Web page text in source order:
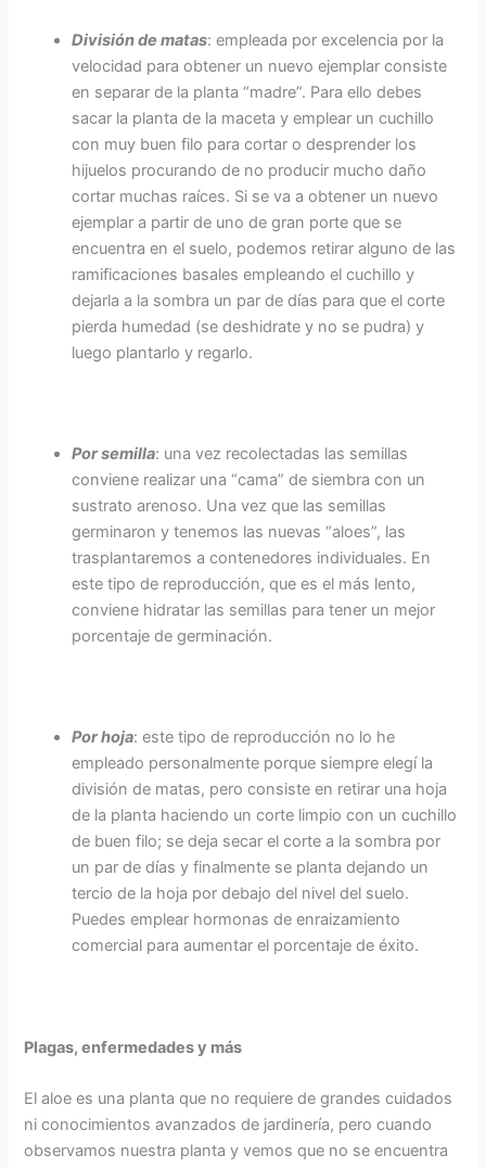
División de matas: empleada por excelencia por la
velocidad para obtener un nuevo ejemplar consiste
en separar de la planta “madre”. Para ello debes
sacar la planta de la maceta y emplear un cuchillo
con muy buen filo para cortar o desprender los
hijuelos procurando de no producir mucho daño
cortar muchas raíces. Si se va a obtener un nuevo
ejemplar a partir de uno de gran porte que se
encuentra en el suelo, podemos retirar alguno de las
ramificaciones basales empleando el cuchillo y
dejarla a la sombra un par de días para que el corte
pierda humedad (se deshidrate y no se pudra) y
luego plantarlo y regarlo.
Por semilla: una vez recolectadas las semillas
conviene realizar una “cama” de siembra con un
sustrato arenoso. Una vez que las semillas
germinaron y tenemos las nuevas “aloes”, las
trasplantaremos a contenedores individuales. En
este tipo de reproducción, que es el más lento,
conviene hidratar las semillas para tener un mejor
porcentaje de germinación.
Por hoja: este tipo de reproducción no lo he
empleado personalmente porque siempre elegí la
división de matas, pero consiste en retirar una hoja
de la planta haciendo un corte limpio con un cuchillo
de buen filo; se deja secar el corte a la sombra por
un par de días y finalmente se planta dejando un
tercio de la hoja por debajo del nivel del suelo.
Puedes emplear hormonas de enraizamiento
comercial para aumentar el porcentaje de éxito.
Plagas, enfermedades y más
El aloe es una planta que no requiere de grandes cuidados
ni conocimientos avanzados de jardinería, pero cuando
observamos nuestra planta y vemos que no se encuentra